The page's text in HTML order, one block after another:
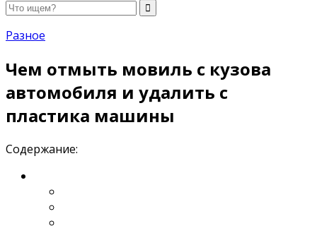
Разное
Чем отмыть мовиль с кузова
автомобиля и удалить с
пластика машины
Содержание: